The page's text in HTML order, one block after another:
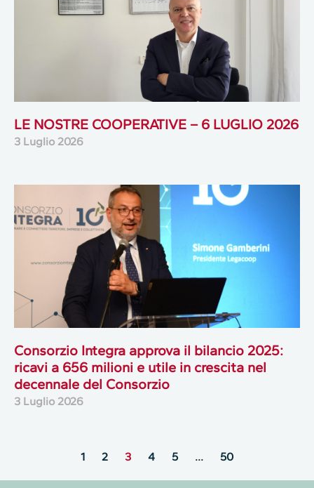
LE NOSTRE COOPERATIVE – 6 LUGLIO 2026
3 Luglio 2026
Consorzio Integra approva il bilancio 2025:
ricavi a 656 milioni e utile in crescita nel
decennale del Consorzio
3 Luglio 2026
1 2 3 4 5 … 50